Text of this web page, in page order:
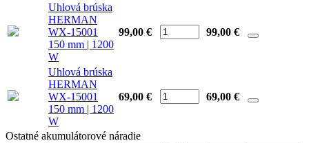
Uhlová brúska
HERMAN
WX-15001
150 mm | 1200
W
99,00 € 99,00 €
Uhlová brúska
HERMAN
WX-15001
150 mm | 1200
W
69,00 € 69,00 €
Ostatné akumulátorové náradie
Ostatné akumulátorové náradie